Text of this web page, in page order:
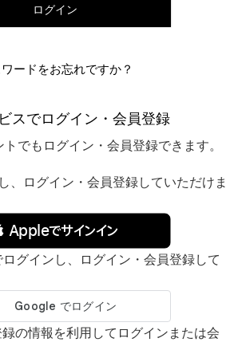
ログイン
ードをお忘れですか？
スでログイン・会員登録
でもログイン・会員登録できます。
、ログイン・会員登録していただけま
Appleでサインイン
グインし、ログイン・会員登録して
の情報を利用してログインまたは会